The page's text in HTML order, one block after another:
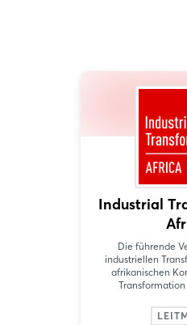
Industrial
Die führende
industriellen
afrikanischen